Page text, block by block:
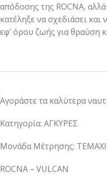
απόδοσης της ROCNA,
κατέληξε να σχεδιάσει
εφ’ όρου ζωής για θραύση
Αγοράστε τα καλύτερα
Κατηγορία: ΑΓΚΥΡΕΣ
Μονάδα Μέτρησης:
ROCNA – VULCAN